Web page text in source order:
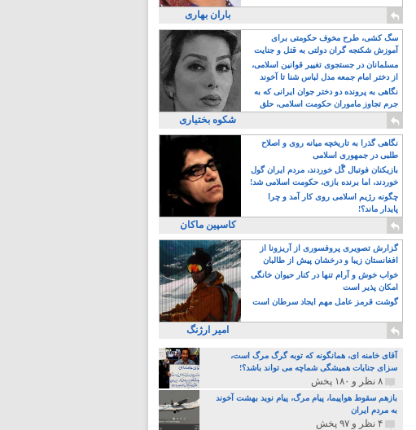
باران بهاری
سگ کشی، طرح مخوف حکومتی برای
آموزش شکنجه گران دولتی به قتل و جنایت
بیشتر
مسلمانان در جستجوی تغییر قوانین اسلامی،
از دختر امام جمعه مدل لباس شنا تا آخوند
مسلمان همجنسگرا!
نگاهی به پرونده دو دختر جوان ایرانی که به
جرم تجاوز ماموران حکومت اسلامی، حلق
آویز شدند!
شکوه بختیاری
نگاهی گذرا به تاریخچه میانه روی و اصلاح
طلبی در جمهوری اسلامی
بازیکنان فوتبال گًل خوردند، مردم ایران گول
خوردند، اما برنده بازی، حکومت اسلامی شد!
چگونه رژیم اسلامی روی کار آمد و چرا
پایدار ماند؟!
کاسپین ماکان
گزارش تصویری پروفسوری از آریزونا از
افغانستان زیبا و درخشان پیش از طالبان
خواب خوش و آرام تنها در کنار حیوان خانگی
امکان پذیر است
گوشت قرمز عامل مهم ایجاد سرطان است
امیر ارژنگ
آقای خامنه ای، همانگونه که توبه گرگ مرگ است،
سزای جنایات همیشگی شماچه می تواند باشد؟!
۸ نظر و ۱۸۰ پخش
بازهم سقوط هواپیما، پیام مرگ، پیام نوید بهشت آخوند
به مردم ایران
۴ نظر و ۹۷ پخش